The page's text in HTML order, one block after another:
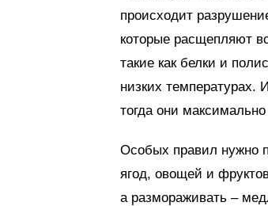
происходит
которые расщепляют
такие как белки и
низких температурах.
тогда они
Особых правил нужно
ягод, овощей и
а размораживать –